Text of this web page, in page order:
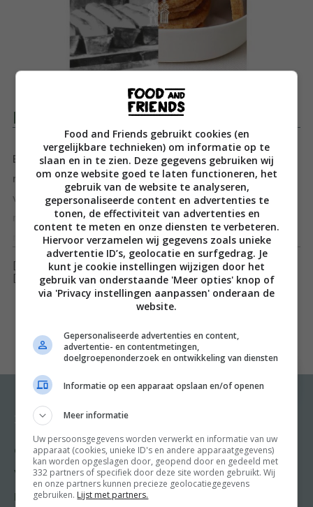
Productomschrijving
Bakliefhebbers opgelet. De historische verhalen en
recepten uit Het Nederlands bakboek staan garant
voor uren lees- en bakplezier. Ontdek onze bakcultuur
met dit Kookboek van het Jaar.
nNederland een land zonder culinaire cultuur? Onzin! In
Het Nederlandse bakboek van Gaitri Pagrach-Chandra
ontdek je dat als het gaat om bakken, Nederland juist
Fransen hebben wij een unieke bakcultuur, met baksels
voor allerlei feestdagen, zoals de oliebol of Duivekater,
en streekgebonden baksels, zoals de bekende bolus en
de misschien minder bekende Amsterdamse korstjes.
Vaak zitten er achter het ontstaan van deze baksels de
mooiste verhalen. In dit historische receptenboek lees
je die verhalen én vind je alle recepten. Uitgeroepen tot
Kookboek van het Jaar.
Toon meer
[ywfbt_form product_id="35122"]
[recently_viewed_products]
Recepten
Gangen
Voorgerecht
Hoofdgerecht
Shop
Food & Travel
Food and Friends gebruikt cookies (en
vergelijkbare technieken) om informatie op te
slaan en in te zien. Deze gegevens gebruiken wij
om onze website goed te laten functioneren, het
gebruik van de website te analyseren,
gepersonaliseerde content en advertenties te
tonen, de effectiviteit van advertenties en
content te meten en onze diensten te verbeteren.
Hiervoor verzamelen wij gegevens zoals unieke
advertentie ID’s, geolocatie en surfgedrag. Je
kunt je cookie instellingen wijzigen door het
gebruik van onderstaande 'Meer opties' knop of
via 'Privacy instellingen aanpassen' onderaan de
website.
Gepersonaliseerde advertenties en content,
advertentie- en contentmetingen,
doelgroepenonderzoek en ontwikkeling van diensten
Informatie op een apparaat opslaan en/of openen
Meer informatie
Uw persoonsgegevens worden verwerkt en informatie van uw
apparaat (cookies, unieke ID's en andere apparaatgegevens)
kan worden opgeslagen door, geopend door en gedeeld met
332 partners of specifiek door deze site worden gebruikt. Wij
en onze partners kunnen precieze geolocatiegegevens
gebruiken. Lijst met partners.